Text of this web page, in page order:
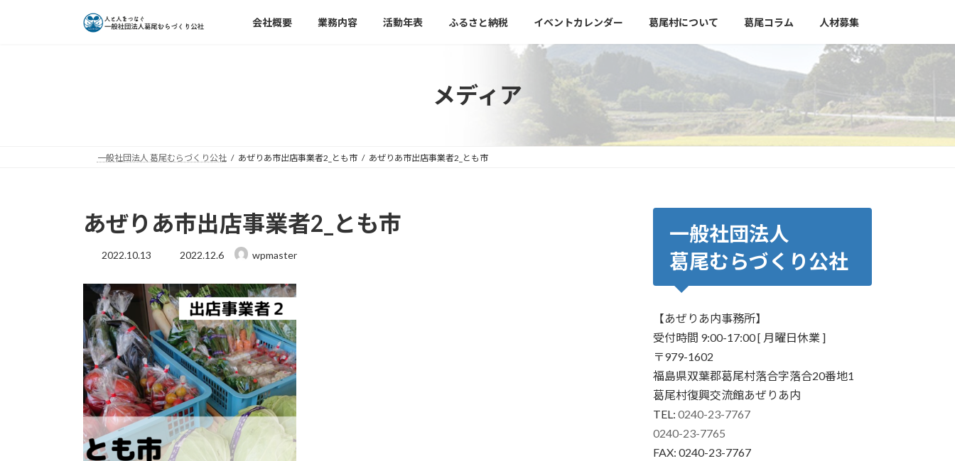
会社概要 業務内容 活動年表 ふるさと納税 イベントカレンダー 葛尾村について 葛尾コラム 人材募集
メディア
一般社団法人 葛尾むらづくり公社 あぜりあ市出店事業者2_とも市 あぜりあ市出店事業者2_とも市
あぜりあ市出店事業者2_とも市
2022.10.13
最
新
時
:
2022.12.6 wpmaster
一般社団法人
葛尾むらづくり公社
【あぜりあ内事務所】
受付時間 9:00-17:00 [ 月曜日休業 ]
〒979-1602
福島県双葉郡葛尾村落合字落合20番地1
葛尾村復興交流館あぜりあ内
TEL:0240-23-7767
0240-23-7765
FAX: 0240-23-7767